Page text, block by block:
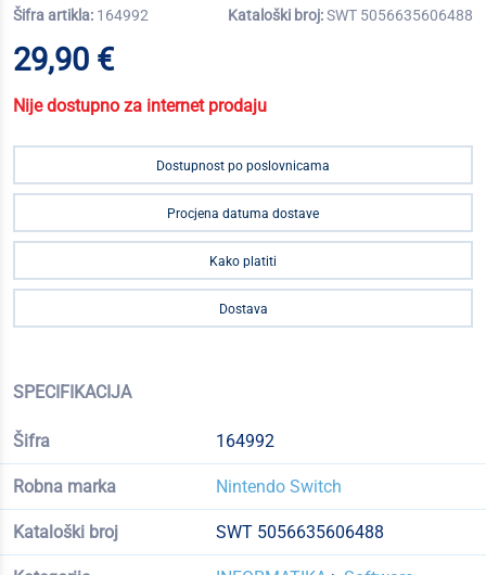
Šifra artikla: 164992 Kataloški broj:SWT 5056635606488
29,90 €
Nije dostupno za internet prodaju
Dostupnost po poslovnicama
Procjena datuma dostave
Kako platiti
Dostava
SPECIFIKACIJA
Šifra 164992
Robna marka Nintendo Switch
Kataloški broj SWT 5056635606488